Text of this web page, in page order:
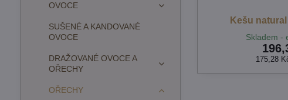
Kešu
Skladem -
175,28
OVOCE
SUŠENÉ A KANDOVANÉ
OVOCE
DRAŽOVANÉ OVOCE A
OŘECHY
OŘECHY